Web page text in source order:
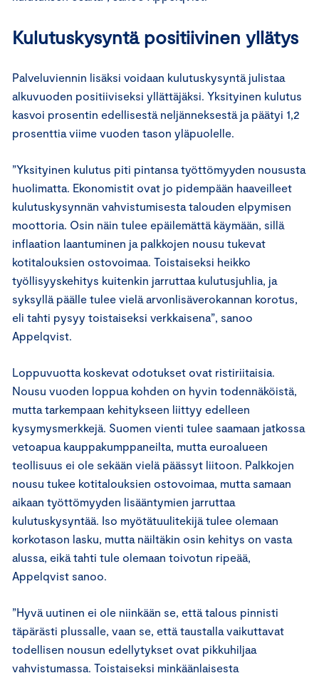
Kulutuskysyntä positiivinen yllätys
Palveluviennin lisäksi voidaan kulutuskysyntä julistaa
alkuvuoden positiiviseksi yllättäjäksi. Yksityinen kulutus
kasvoi prosentin edellisestä neljänneksestä ja päätyi 1,2
prosenttia viime vuoden tason yläpuolelle.
”Yksityinen kulutus piti pintansa työttömyyden noususta
huolimatta. Ekonomistit ovat jo pidempään haaveilleet
kulutuskysynnän vahvistumisesta talouden elpymisen
moottoria. Osin näin tulee epäilemättä käymään, sillä
inflaation laantuminen ja palkkojen nousu tukevat
kotitalouksien ostovoimaa. Toistaiseksi heikko
työllisyyskehitys kuitenkin jarruttaa kulutusjuhlia, ja
syksyllä päälle tulee vielä arvonlisäverokannan korotus,
eli tahti pysyy toistaiseksi verkkaisena”, sanoo
Appelqvist.
Loppuvuotta koskevat odotukset ovat ristiriitaisia.
Nousu vuoden loppua kohden on hyvin todennäköistä,
mutta tarkempaan kehitykseen liittyy edelleen
kysymysmerkkejä. Suomen vienti tulee saamaan jatkossa
vetoapua kauppakumppaneilta, mutta euroalueen
teollisuus ei ole sekään vielä päässyt liitoon. Palkkojen
nousu tukee kotitalouksien ostovoimaa, mutta samaan
aikaan työttömyyden lisääntymien jarruttaa
kulutuskysyntää. Iso myötätuulitekijä tulee olemaan
korkotason lasku, mutta näiltäkin osin kehitys on vasta
alussa, eikä tahti tule olemaan toivotun ripeää,
Appelqvist sanoo.
”Hyvä uutinen ei ole niinkään se, että talous pinnisti
täpärästi plussalle, vaan se, että taustalla vaikuttavat
todellisen nousun edellytykset ovat pikkuhiljaa
vahvistumassa. Toistaiseksi minkäänlaisesta